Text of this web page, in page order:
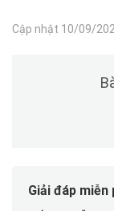
Cập nhật 10/09/
Giải đáp